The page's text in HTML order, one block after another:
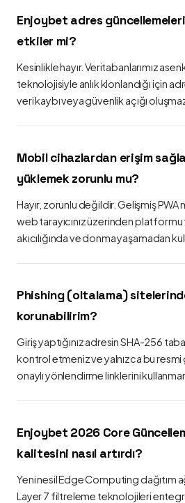
Enjoybet adres
etkiler mi?
Kesinlikle hayır. Veritabanlarımız
teknolojisiyle anlık klonlandığı için
veri kaybı veya güvenlik açığı
Mobil cihazlardan erişim
yüklemek zorunlu mu?
Hayır, zorunlu değildir. Gelişmiş
web tarayıcınız üzerinden platformu
akıcılığında ve donma yaşamadan
Phishing (oltalama)
korunabilirim?
Giriş yaptığınız adresin SHA-256
kontrol etmeniz ve yalnızca bu
onaylı yönlendirme linklerini
Enjoybet 2026 Core
kalitesini nasıl artırdı?
Yeni nesil Edge Computing dağıtım
Layer 7 filtreleme teknolojileri